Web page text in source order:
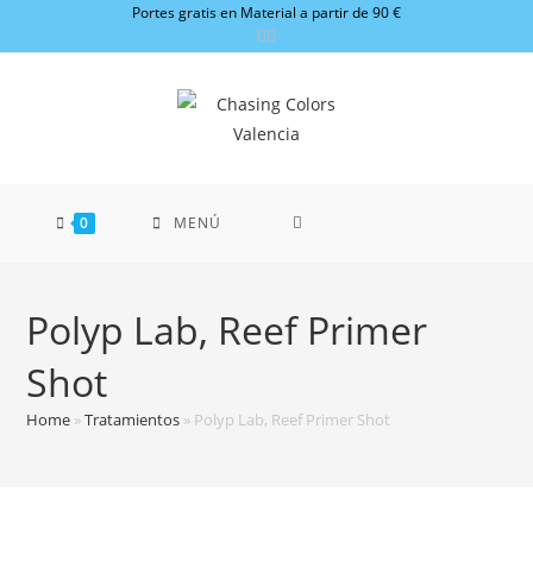
Portes gratis en Material a partir de 90 €
0 MENÚ
Polyp Lab, Reef Primer
Shot
Home »Tratamientos » Polyp Lab, Reef Primer Shot